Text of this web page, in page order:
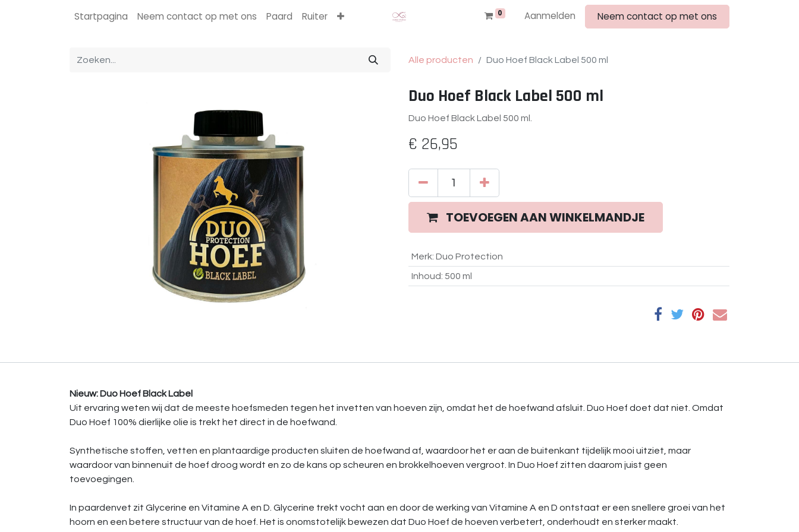
0 Aanmelden Neem contact op met ons
Startpagina Neem contact op met ons Paard Ruiter
Alle producten Duo Hoef Black Label 500 ml
Duo Hoef Black Label 500 ml
Duo Hoef Black Label 500 ml.
€ 26,95
TOEVOEGEN AAN WINKELMANDJE
Merk: Duo Protection
Inhoud: 500 ml
Nieuw: Duo Hoef Black Label
Uit ervaring weten wij dat de meeste hoefsmeden tegen het invetten van hoeven zijn, omdat het de hoefwand afsluit. Duo Hoef doet dat niet. Omdat
Duo Hoef 100% dierlijke olie is trekt het direct in de hoefwand.
Synthetische stoffen, vetten en plantaardige producten sluiten de hoefwand af, waardoor het er aan de buitenkant tijdelijk mooi uitziet, maar
waardoor van binnenuit de hoef droog wordt en zo de kans op scheuren en brokkelhoeven vergroot. In Duo Hoef zitten daarom juist geen
toevoegingen.
In paardenvet zit Glycerine en Vitamine A en D. Glycerine trekt vocht aan en door de werking van Vitamine A en D ontstaat er een snellere groei van het
hoorn en een betere structuur van de hoef. Het is onomstotelijk bewezen dat Duo Hoef de hoeven verbetert, onderhoudt en sterker maakt.